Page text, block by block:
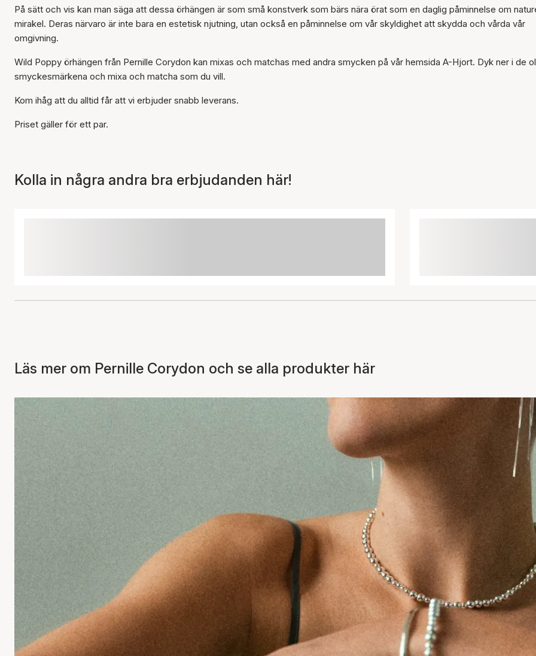
På sätt och vis kan man säga att dessa örhängen är som små konstverk som bärs nära örat som en daglig påminnelse om
mirakel. Deras närvaro är inte bara en estetisk njutning, utan också en påminnelse om vår skyldighet att skydda och vårda vår
omgivning.
Wild Poppy örhängen från Pernille Corydon kan mixas och matchas med andra smycken på vår hemsida A-Hjort. Dyk ner i de
smyckesmärkena och mixa och matcha som du vill.
Kom ihåg att du alltid får att vi erbjuder snabb leverans.
Priset gäller för ett par.
Kolla in några andra bra erbjudanden här!
Läs mer om Pernille Corydon och se alla produkter här